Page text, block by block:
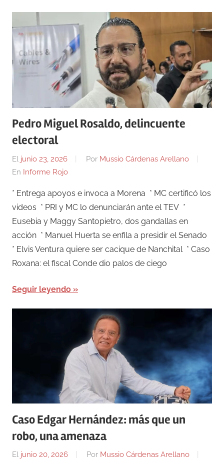
Pedro Miguel Rosaldo, delincuente
electoral
El junio 23, 2026 Por Mussio Cárdenas Arellano
En Informe Rojo
* Entrega apoyos e invoca a Morena * MC certificó los
videos * PRI y MC lo denunciarán ante el TEV *
Eusebia y Maggy Santopietro, dos gandallas en
acción * Manuel Huerta se enfila a presidir el Senado
* Elvis Ventura quiere ser cacique de Nanchital * Caso
Roxana: el fiscal Conde dio palos de ciego
Seguir leyendo
Caso Edgar Hernández: más que un
robo, una amenaza
El junio 20, 2026 Por Mussio Cárdenas Arellano